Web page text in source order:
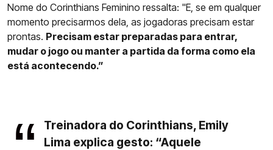
Nome do Corinthians Feminino ressalta: "E, se em qualquer
momento precisarmos dela, as jogadoras precisam estar
prontas. Precisam estar preparadas para entrar,
mudar o jogo ou manter a partida da forma como ela
está acontecendo.”
Treinadora do Corinthians, Emily
Lima explica gesto: “Aquele